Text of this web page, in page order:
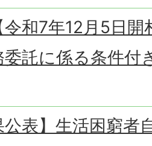
令和7年12月5日
託に係る条件付
公表】生活困窮